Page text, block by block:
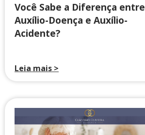
Você Sabe a Diferença entre
Auxílio-Doença e Auxílio-
Acidente?
Leia mais >